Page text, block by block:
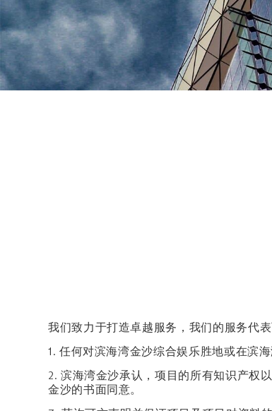
我们致力于打造卓越服务，我们的服务代
1. 任何对滨海湾金沙综合娱乐胜地或在滨
2. 滨海湾金沙承认，项目的所有知识产权
金沙的书面同意。